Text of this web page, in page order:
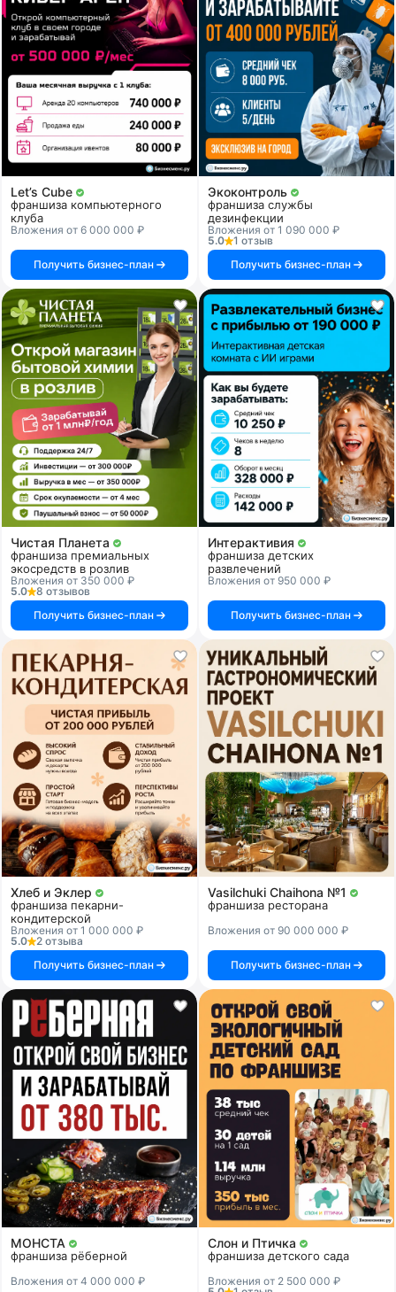
Let’s Cube
франшиза компьютерного
клуба
Вложения от 6 000 000 ₽
Получить бизнес-план
Экоконтроль
франшиза службы
дезинфекции
Вложения от 1 090 000 ₽
5.0
1 отзыв
Получить бизнес-план
Чистая Планета
франшиза премиальных
экосредств в розлив
Вложения от 350 000 ₽
5.0
8 отзывов
Получить бизнес-план
Интерактивия
франшиза детских
развлечений
Вложения от 950 000 ₽
Получить бизнес-план
Хлеб и Эклер
франшиза пекарни-
кондитерской
Вложения от 1 000 000 ₽
5.0
2 отзыва
Получить бизнес-план
Vasilchuki Chaihona №1
франшиза ресторана
Вложения от 90 000 000 ₽
Получить бизнес-план
МОНСТА
франшиза рёберной
Вложения от 4 000 000 ₽
Слон и Птичка
франшиза детского сада
Вложения от 2 500 000 ₽